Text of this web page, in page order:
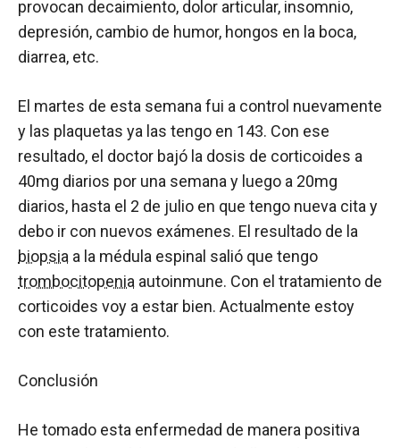
provocan decaimiento, dolor articular, insomnio,
depresión, cambio de humor, hongos en la boca,
diarrea, etc.
El martes de esta semana fui a control nuevamente
y las plaquetas ya las tengo en 143. Con ese
resultado, el doctor bajó la dosis de corticoides a
40mg diarios por una semana y luego a 20mg
diarios, hasta el 2 de julio en que tengo nueva cita y
debo ir con nuevos exámenes. El resultado de la
biopsia a la médula espinal salió que tengo
trombocitopenia autoinmune. Con el tratamiento de
corticoides voy a estar bien. Actualmente estoy
con este tratamiento.
Conclusión
He tomado esta enfermedad de manera positiva